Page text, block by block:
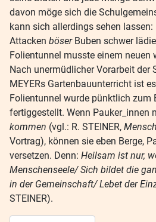
davon möge sich die
kann sich allerdings sehen
Attacken böserBuben schwer
Folientunnel musste einem neuen
Nach unermüdlicher Vorarbeit der
MEYERs Gartenbauunterricht ist
Folientunnel wurde pünktlich zum
fertiggestellt. Wenn Pauker_innen
kommen (vgl.: R. STEINER,
Vortrag), können sie eben Berge,
versetzen. Denn: Heilsam ist nur,
Menschenseele/ Sich bildet die
in der Gemeinschaft/ Lebet der
STEINER).